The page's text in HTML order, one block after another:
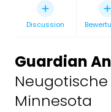
Discussion
Guardian
Minnesota